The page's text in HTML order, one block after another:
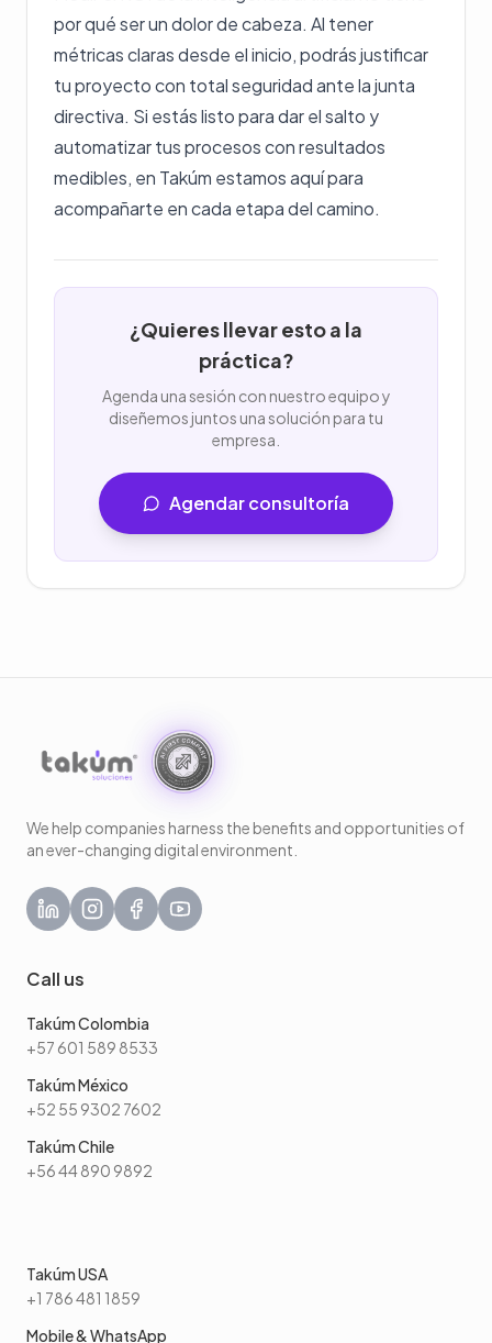
por qué ser un dolor de cabeza. Al tener
métricas claras desde el inicio, podrás justificar
tu proyecto con total seguridad ante la junta
directiva. Si estás listo para dar el salto y
automatizar tus procesos con resultados
medibles, en Takúm estamos aquí para
acompañarte en cada etapa del camino.
¿Quieres llevar esto a la
práctica?
Agenda una sesión con nuestro equipo y
diseñemos juntos una solución para tu
empresa.
Agendar consultoría
We help companies harness the benefits and opportunities of
an ever-changing digital environment.
Call us
Takúm Colombia
+57 601 589 8533
Takúm México
+52 55 9302 7602
Takúm Chile
+56 44 890 9892
Takúm USA
+1 786 481 1859
Mobile & WhatsApp